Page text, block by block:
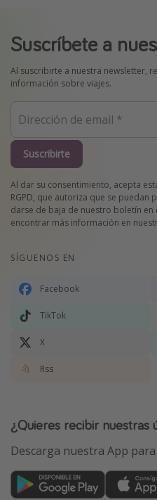
Suscríbete a
Al suscribirte a nuestra newsletter,
información sobre viajes.
Suscribirte
Al dar su consentimiento, acepta
RGPD, que autoriza que se puedan
darse de baja de nuestro boletín
encontrar más información en
SÍGUENOS EN
Facebook
TikTok
X
Rss
¿Quieres recibir nuestras
Descarga nuestra App